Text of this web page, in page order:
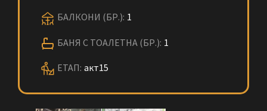
БАЛКОНИ (БР.): 1
БАНЯ С ТОАЛЕТНА (БР.): 1
ЕТАП: акт15